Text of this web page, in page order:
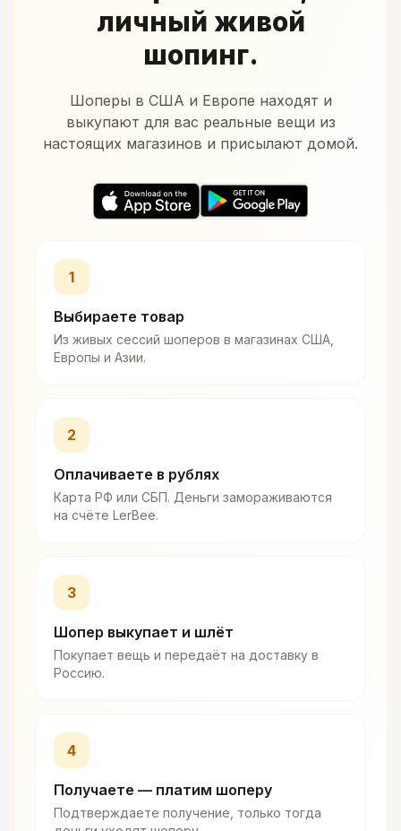
личный живой
шопинг.
Шоперы в США и Европе находят и
выкупают для вас реальные вещи из
настоящих магазинов и присылают домой.
1
Выбираете товар
Из живых сессий шоперов в магазинах США,
Европы и Азии.
2
Оплачиваете в рублях
Карта РФ или СБП. Деньги замораживаются
на счёте LerBee.
3
Шопер выкупает и шлёт
Покупает вещь и передаёт на доставку в
Россию.
4
Получаете — платим шоперу
Подтверждаете получение, только тогда